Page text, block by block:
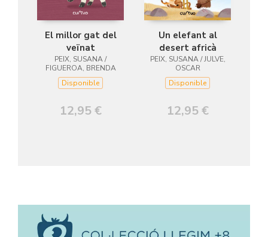
El millor gat del
veïnat
PEIX, SUSANA /
FIGUEROA, BRENDA
Disponible
12,95 €
Un elefant al
desert africà
PEIX, SUSANA / JULVE,
OSCAR
Disponible
12,95 €